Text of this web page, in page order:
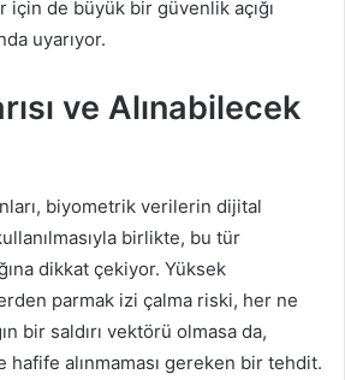
de büyük bir güvenlik açığı
uyarıyor.
ve Alınabilecek
biyometrik verilerin dijital
birlikte, bu tür
dikkat çekiyor. Yüksek
parmak izi çalma riski, her ne
bir saldırı vektörü olmasa da,
alınmaması gereken bir tehdit.